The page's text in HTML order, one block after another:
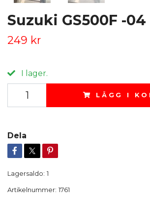
Suzuki GS500F -
249 kr
I lager.
LÄGG I
Dela
Lagersaldo: 1
Artikelnummer: 1761